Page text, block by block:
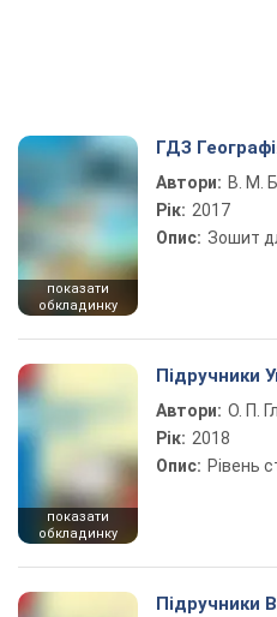
показати
обкладинку
ГДЗ
Автори: В. М.
Рік: 2017
Опис: Зошит
показати
обкладинку
Підручники
Автори: О. П.
Рік: 2018
Опис: Рівень
Підручники